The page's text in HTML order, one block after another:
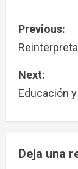
Previous:
Next:
Educación
Deja una